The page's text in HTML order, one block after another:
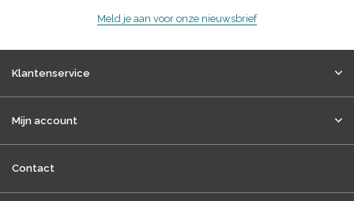
Meld je aan voor onze nieuwsbrief
Klantenservice
Mijn account
Contact